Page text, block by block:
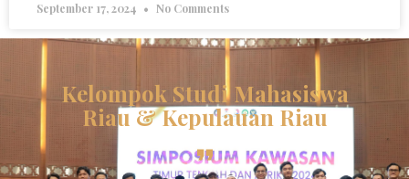
September 17, 2024 No Comments
Kelompok Studi Mahasiswa
Riau & Kepulauan Riau